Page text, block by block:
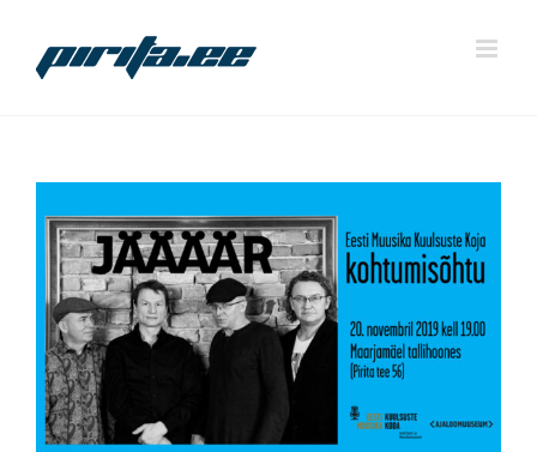
content